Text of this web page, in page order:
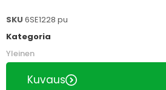
SKU 6SE1228 pu
Kategoria
Yleinen
Kuvaus